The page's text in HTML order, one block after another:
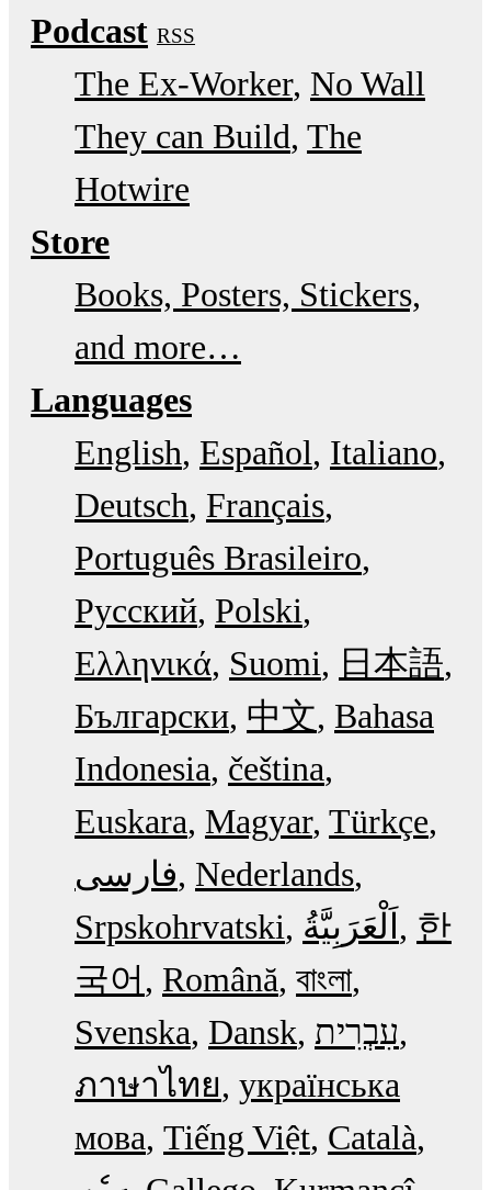
Podcast RSS
The Ex-Worker No Wall
They can Build The
Hotwire
Store
Books, Posters, Stickers,
and more…
Languages
English Español Italiano
Deutsch Français
Português Brasileiro
Русский Polski
Ελληνικά Suomi
日本語
Български 中文 Bahasa
Indonesia čeština
Euskara Magyar Türkçe
فارسی Nederlands
Srpskohrvatski
한
국어
Română বাংলা
Svenska Dansk עִבְרִית
ภาษาไทย українська
мова Tiếng Việt Català